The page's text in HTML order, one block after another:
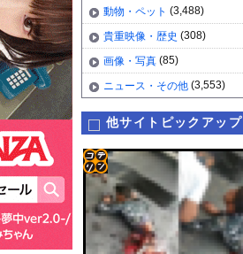
動物・ペット (3,488)
貴重映像・歴史 (308)
画像・写真 (85)
ニュース・その他 (3,553)
他サイトピックアップ
コテ
リン
- 固